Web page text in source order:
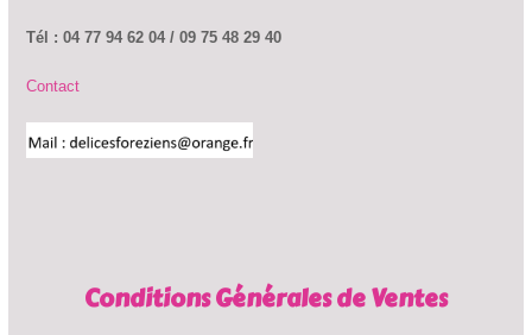
Tél : 04 77 94 62 04 / 09 75 48 29 40
Contact
Conditions Générales de Ventes